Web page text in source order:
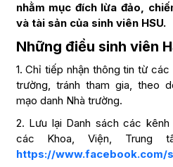
nhằm mục đích lừa đảo,
và tài sản của sinh viên HSU.
Những điều sinh viên
1. Chỉ tiếp nhận thông tin từ
trường, tránh tham gia, theo
mạo danh Nhà trường.
2. Lưu lại Danh sách các
các Khoa, Viện, Trung
https://www.facebook.com/